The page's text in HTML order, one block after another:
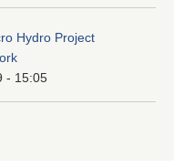
Hydro Project
- 15:05